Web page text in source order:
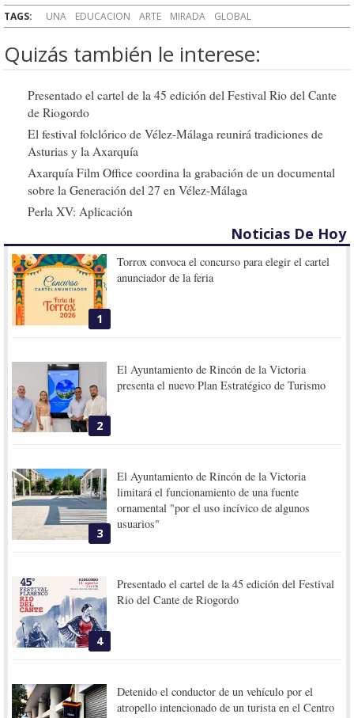
TAGS: UNA EDUCACION ARTE MIRADA GLOBAL
Quizás también le interese:
Presentado el cartel de la 45 edición del Festival Rio del Cante
de Riogordo
El festival folclórico de Vélez-Málaga reunirá tradiciones de
Asturias y la Axarquía
Axarquía Film Office coordina la grabación de un documental
sobre la Generación del 27 en Vélez-Málaga
Perla XV: Aplicación
Noticias De Hoy
1
Torrox convoca el concurso para elegir el cartel
anunciador de la feria
2
El Ayuntamiento de Rincón de la Victoria
presenta el nuevo Plan Estratégico de Turismo
3
El Ayuntamiento de Rincón de la Victoria
limitará el funcionamiento de una fuente
ornamental "por el uso incívico de algunos
usuarios"
4
Presentado el cartel de la 45 edición del Festival
Rio del Cante de Riogordo
Detenido el conductor de un vehículo por el
atropello intencionado de un turista en el Centro